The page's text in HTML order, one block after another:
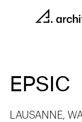
EPSIC
LAUSANNE,